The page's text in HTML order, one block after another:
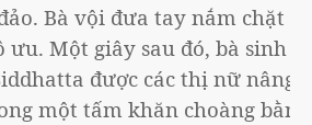
Bà vội đưa tay nắm chặt
ưu. Một giây sau đó, bà sinh
được các thị nữ nâng
một tấm khăn choàng bằng